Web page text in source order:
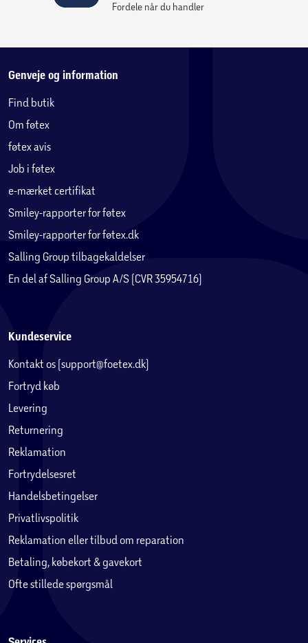
Fordele når du handler
Genveje og information
Find butik
Om føtex
føtex avis
Job i føtex
e-mærket certifikat
Smiley-rapporter for føtex
Smiley-rapporter for føtex.dk
Salling Group tilbagekaldelser
En del af Salling Group A/S (CVR 35954716)
Kundeservice
Kontakt os (support@foetex.dk)
Fortryd køb
Levering
Returnering
Reklamation
Fortrydelsesret
Handelsbetingelser
Privatlivspolitik
Reklamation eller tilbud om reparation
Betaling, købekort & gavekort
Ofte stillede spørgsmål